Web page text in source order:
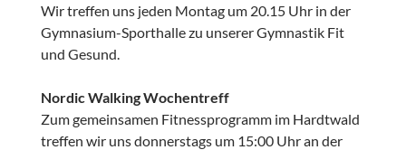
Wir treffen uns jeden Montag um 20.15 Uhr in der
Gymnasium-Sporthalle zu unserer Gymnastik Fit
und Gesund.
Nordic Walking Wochentreff
Zum gemeinsamen Fitnessprogramm im Hardtwald
treffen wir uns donnerstags um 15:00 Uhr an der